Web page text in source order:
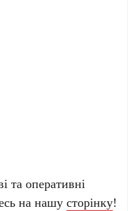
та оперативні
на нашусторінку!